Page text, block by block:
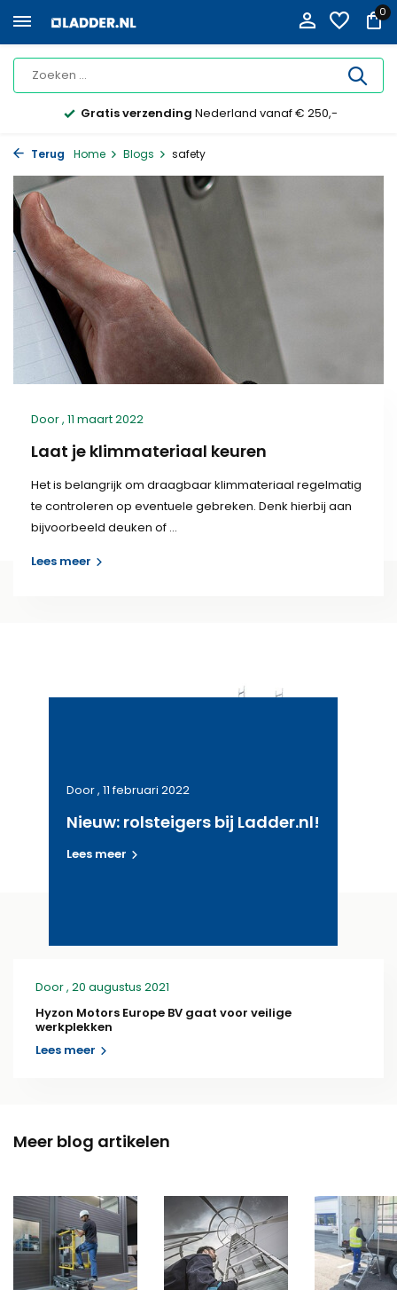
0
Gratis verzending Nederland vanaf € 250,-
Terug Home Blogs safety
Door, 11 maart 2022
Laat je klimmateriaal keuren
Het is belangrijk om draagbaar klimmateriaal regelmatig
te controleren op eventuele gebreken. Denk hierbij aan
bijvoorbeeld deuken of ...
Lees meer
Door, 11 februari 2022
Nieuw: rolsteigers bij Ladder.nl!
Lees meer
Door, 20 augustus 2021
Hyzon Motors Europe BV gaat voor veilige
werkplekken
Lees meer
Meer blog artikelen